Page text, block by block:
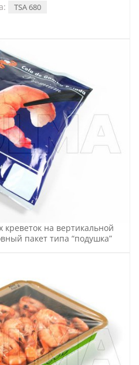
TSA 680
на вертикальной
пакет типа “подушка”